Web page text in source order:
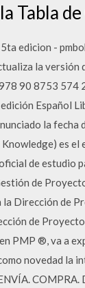
Tabla
edicion -
la versión
90 8753 574
Español
la fecha
es
de
de
la Dirección de
de
PMP ®, va a
novedad la